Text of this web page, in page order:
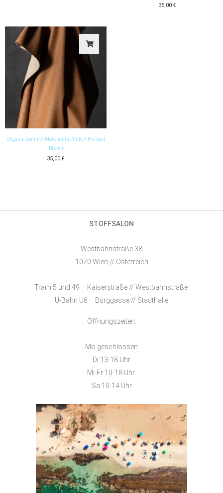
35,00 €
Organic Denim // Merchant & Mills // Herbert
Brown
35,00 €
STOFFSALON
Westbahnstraße 38
1070 Wien // Österreich
Tram 5 und 49 – Kaiserstraße // Westbahnstraße
U-Bahn U6 – Burggasse // Stadthalle
Öffnungszeiten:
Mo geschlossen
Di 13-18 Uhr
Mi-Fr 10-18 Uhr
Sa 10-14 Uhr